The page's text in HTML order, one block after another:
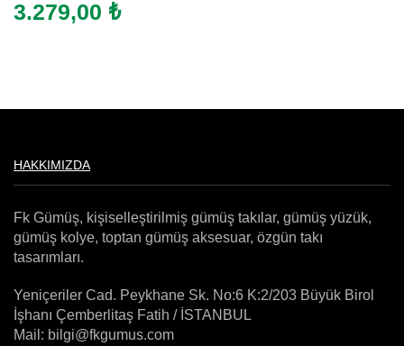
3.279,00 ₺
HAKKIMIZDA
Fk Gümüş, kişiselleştirilmiş gümüş takılar, gümüş yüzük,
gümüş kolye, toptan gümüş aksesuar, özgün takı
tasarımları.
Yeniçeriler Cad. Peykhane Sk. No:6 K:2/203 Büyük Birol
İşhanı Çemberlitaş Fatih / İSTANBUL
Mail: bilgi@fkgumus.com